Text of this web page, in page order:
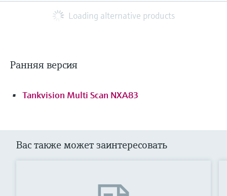
Loading alternative products
Ранняя версия
Tankvision Multi Scan NXA83
Вас также может заинтересовать